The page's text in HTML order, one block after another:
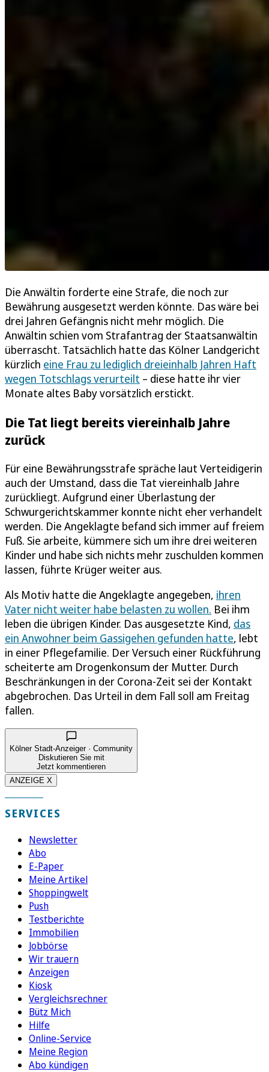
Die Anwältin forderte eine Strafe, die noch zur
Bewährung ausgesetzt werden könnte. Das wäre bei
drei Jahren Gefängnis nicht mehr möglich. Die
Anwältin schien vom Strafantrag der Staatsanwältin
überrascht. Tatsächlich hatte das Kölner Landgericht
kürzlich eine Frau zu lediglich dreieinhalb Jahren Haft
wegen Totschlags verurteilt – diese hatte ihr vier
Monate altes Baby vorsätzlich erstickt.
Die Tat liegt bereits viereinhalb Jahre
zurück
Für eine Bewährungsstrafe spräche laut Verteidigerin
auch der Umstand, dass die Tat viereinhalb Jahre
zurückliegt. Aufgrund einer Überlastung der
Schwurgerichtskammer konnte nicht eher verhandelt
werden. Die Angeklagte befand sich immer auf freiem
Fuß. Sie arbeite, kümmere sich um ihre drei weiteren
Kinder und habe sich nichts mehr zuschulden kommen
lassen, führte Krüger weiter aus.
Als Motiv hatte die Angeklagte angegeben, ihren
Vater nicht weiter habe belasten zu wollen. Bei ihm
leben die übrigen Kinder. Das ausgesetzte Kind, das
ein Anwohner beim Gassigehen gefunden hatte, lebt
in einer Pflegefamilie. Der Versuch einer Rückführung
scheiterte am Drogenkonsum der Mutter. Durch
Beschränkungen in der Corona-Zeit sei der Kontakt
abgebrochen. Das Urteil in dem Fall soll am Freitag
fallen.
Kölner Stadt-Anzeiger · Community
Diskutieren Sie mit
Jetzt kommentieren
ANZEIGE X
SERVICES
Newsletter
Abo
E-Paper
Meine Artikel
Shoppingwelt
Push
Testberichte
Immobilien
Jobbörse
Wir trauern
Anzeigen
Kiosk
Vergleichsrechner
Bütz Mich
Hilfe
Online-Service
Meine Region
Abo kündigen